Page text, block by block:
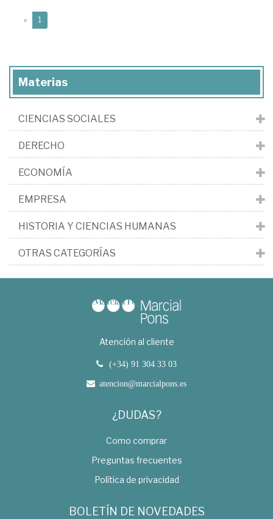
« 1
Materias
CIENCIAS SOCIALES
DERECHO
ECONOMÍA
EMPRESA
HISTORIA Y CIENCIAS HUMANAS
OTRAS CATEGORÍAS
Atención al cliente
(+34) 91 304 33 03
atencion@marcialpons.es
¿DUDAS?
Como comprar
Preguntas frecuentes
Política de privacidad
BOLETÍN DE NOVEDADES